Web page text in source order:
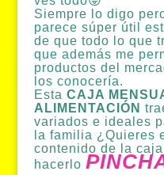
Siempre lo digo
parece súper útil
de que todo lo que
que además me
productos del
los conocería.
Esta CAJA
ALIMENTACIÓN
variados e ideales
la familia ¿Quieres
contenido de la
hacerlo